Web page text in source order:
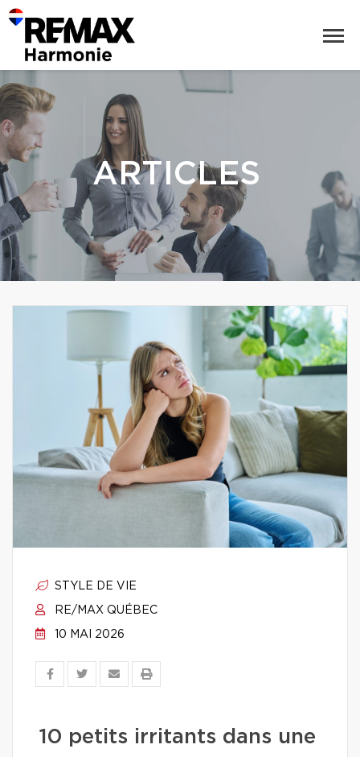
ARTICLES
STYLE DE VIE
RE/MAX QUÉBEC
10 MAI 2026
10 petits irritants dans une